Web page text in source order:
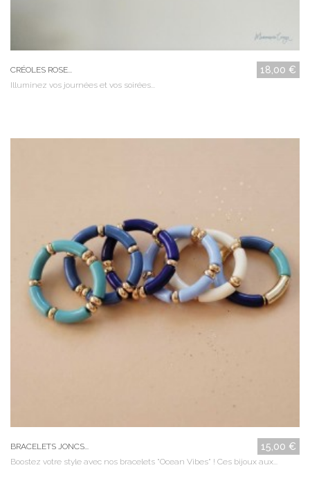
CRÉOLES ROSE... 18,00 €
Illuminez vos journées et vos soirées...
BRACELETS JONCS... 15,00 €
Boostez votre style avec nos bracelets "Ocean Vibes" ! Ces bijoux aux...